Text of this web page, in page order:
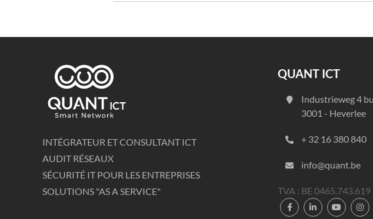
INTÉGRATEUR ET CONSULTANT ICT
AUDIT RÉSEAUX
SÉCURITÉ IT POUR LES ENTREPRISES
SOLUTIONS "AS A SERVICE"
QUANT ICT
Industrieweg 4
3001 - Heverlee
+ 32 16 380 840
info@quant.be
TVA : BE 0465.743.619
   